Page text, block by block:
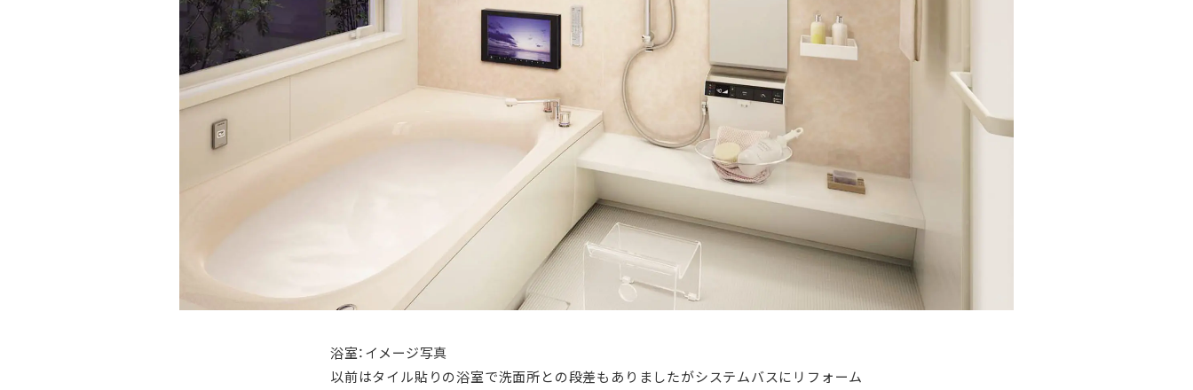
浴室：イメージ写真
以前はタイル貼りの浴室で洗面所との段差もありましたがシステムバスにリフォーム